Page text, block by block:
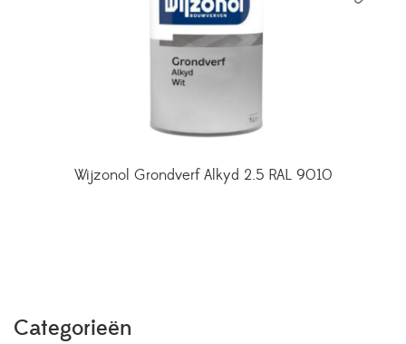
Wijzonol Grondverf Alkyd 2.5 RAL 9010
Categorieën